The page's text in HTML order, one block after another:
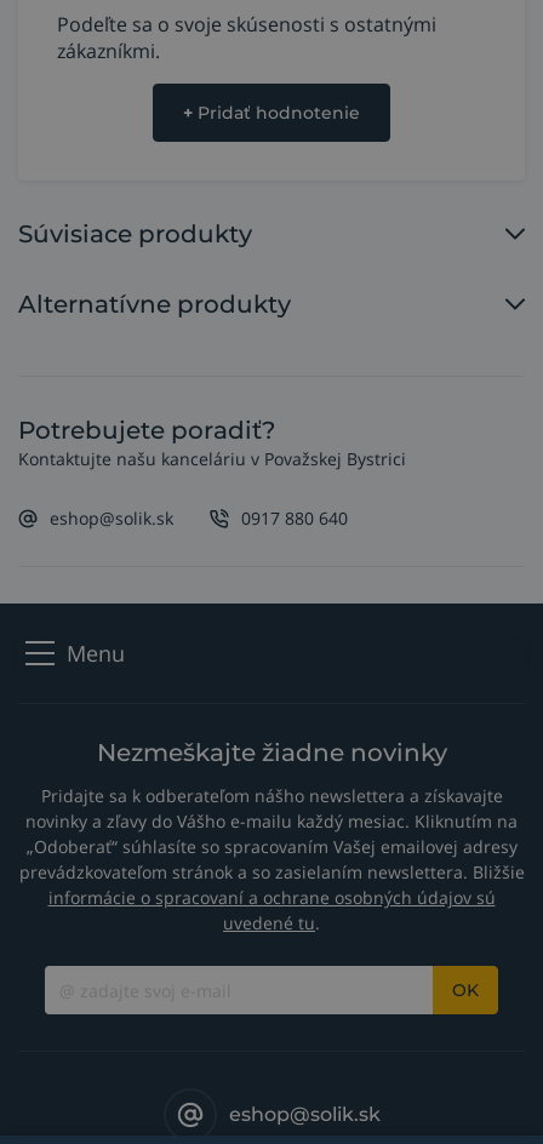
Podeľte sa o svoje skúsenosti s ostatnými
zákazníkmi.
+ Pridať hodnotenie
Súvisiace produkty
Alternatívne produkty
Potrebujete poradiť?
Kontaktujte našu kanceláriu v Považskej Bystrici
eshop@solik.sk 0917 880 640
Menu
Nezmeškajte žiadne novinky
Pridajte sa k odberateľom nášho newslettera a získavajte
novinky a zľavy do Vášho e-mailu každý mesiac. Kliknutím na
„Odoberať“ súhlasíte so spracovaním Vašej emailovej adresy
prevádzkovateľom stránok a so zasielaním newslettera. Bližšie
informácie o spracovaní a ochrane osobných údajov sú
uvedené tu.
OK
eshop@solik.sk